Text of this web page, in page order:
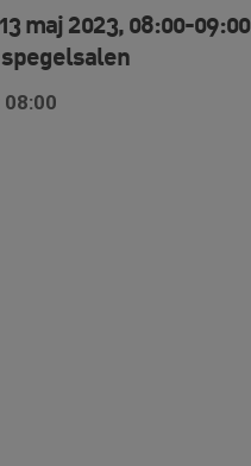
maj 2023, 08:00-09:00
08:00